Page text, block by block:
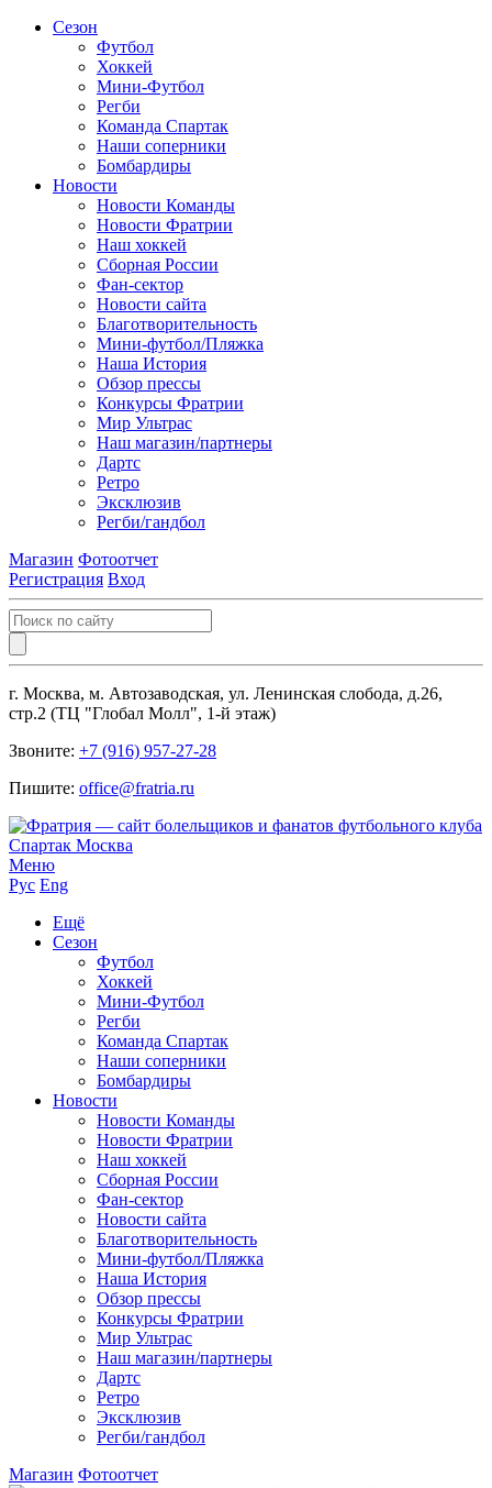
Сезон
Футбол
Хоккей
Мини-Футбол
Регби
Команда Спартак
Наши соперники
Бомбардиры
Новости
Новости Команды
Новости Фратрии
Наш хоккей
Сборная России
Фан-cектор
Новости сайта
Благотворительность
Мини-футбол/Пляжка
Наша История
Обзор прессы
Конкурсы Фратрии
Мир Ультрас
Наш магазин/партнеры
Дартс
Ретро
Эксклюзив
Регби/гандбол
Магазин Фотоотчет
Регистрация Вход
г. Москва, м. Автозаводская, ул. Ленинская слобода, д.26,
стр.2 (ТЦ "Глобал Молл", 1-й этаж)
Звоните: +7 (916) 957-27-28
Пишите: office@fratria.ru
Меню
Рус Eng
Ещё
Сезон
Футбол
Хоккей
Мини-Футбол
Регби
Команда Спартак
Наши соперники
Бомбардиры
Новости
Новости Команды
Новости Фратрии
Наш хоккей
Сборная России
Фан-cектор
Новости сайта
Благотворительность
Мини-футбол/Пляжка
Наша История
Обзор прессы
Конкурсы Фратрии
Мир Ультрас
Наш магазин/партнеры
Дартс
Ретро
Эксклюзив
Регби/гандбол
Магазин Фотоотчет